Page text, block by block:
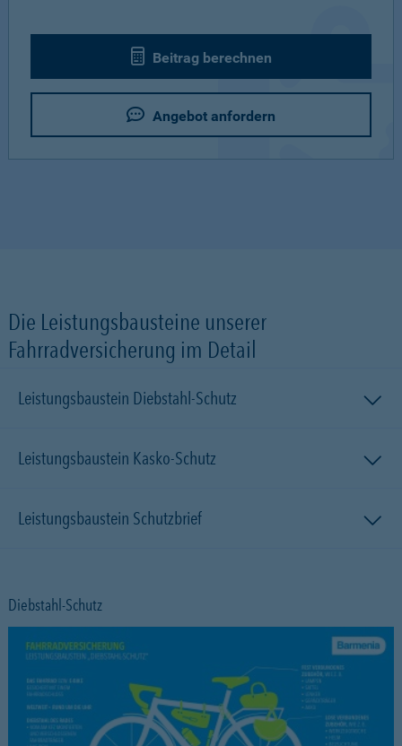
Beitrag berechnen
Angebot anfordern
Die Leistungsbausteine unserer
Fahrradversicherung im Detail
Leistungsbaustein Diebstahl-Schutz
Leistungsbaustein Kasko-Schutz
Leistungsbaustein Schutzbrief
Diebstahl-Schutz